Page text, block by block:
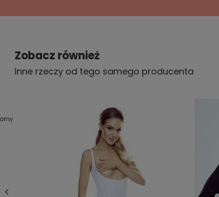
Zobacz również
Inne rzeczy od tego samego producenta